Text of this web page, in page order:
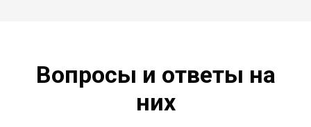
Вопросы и ответы на
них